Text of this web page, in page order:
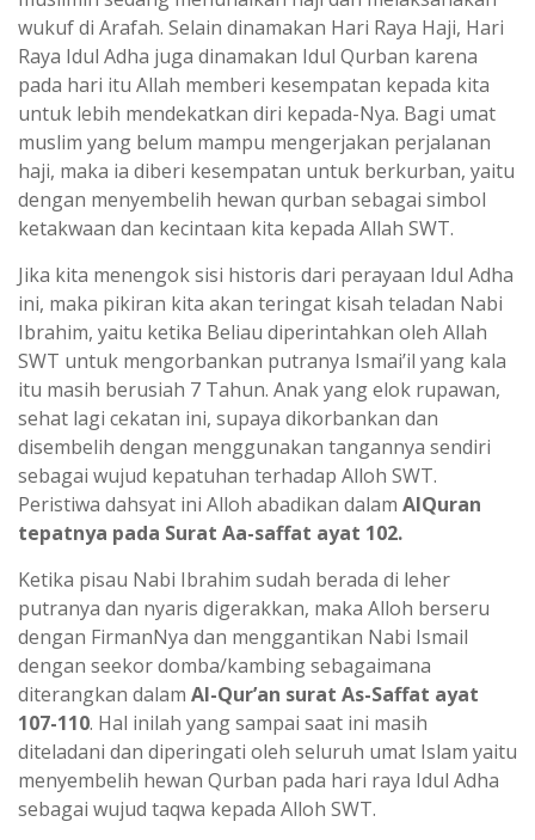
wukuf di Arafah. Selain dinamakan Hari Raya Haji, Hari
Raya Idul Adha juga dinamakan Idul Qurban karena
pada hari itu Allah memberi kesempatan kepada kita
untuk lebih mendekatkan diri kepada-Nya. Bagi umat
muslim yang belum mampu mengerjakan perjalanan
haji, maka ia diberi kesempatan untuk berkurban, yaitu
dengan menyembelih hewan qurban sebagai simbol
ketakwaan dan kecintaan kita kepada Allah SWT.
Jika kita menengok sisi historis dari perayaan Idul Adha
ini, maka pikiran kita akan teringat kisah teladan Nabi
Ibrahim, yaitu ketika Beliau diperintahkan oleh Allah
SWT untuk mengorbankan putranya Ismai’il yang kala
itu masih berusiah 7 Tahun. Anak yang elok rupawan,
sehat lagi cekatan ini, supaya dikorbankan dan
disembelih dengan menggunakan tangannya sendiri
sebagai wujud kepatuhan terhadap Alloh SWT.
Peristiwa dahsyat ini Alloh abadikan dalam AlQuran
tepatnya pada Surat Aa-saffat ayat 102.
Ketika pisau Nabi Ibrahim sudah berada di leher
putranya dan nyaris digerakkan, maka Alloh berseru
dengan FirmanNya dan menggantikan Nabi Ismail
dengan seekor domba/kambing sebagaimana
diterangkan dalam Al-Qur’an surat As-Saffat ayat
107-110. Hal inilah yang sampai saat ini masih
diteladani dan diperingati oleh seluruh umat Islam yaitu
menyembelih hewan Qurban pada hari raya Idul Adha
sebagai wujud taqwa kepada Alloh SWT.